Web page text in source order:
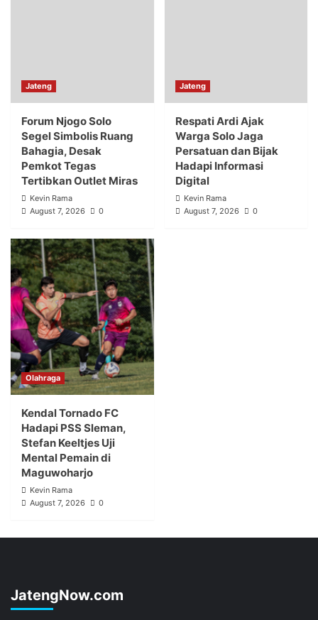
Jateng
Forum Njogo Solo
Segel Simbolis Ruang
Bahagia, Desak
Pemkot Tegas
Tertibkan Outlet Miras
Kevin Rama
August 7, 2026
0
Jateng
Respati Ardi Ajak
Warga Solo Jaga
Persatuan dan Bijak
Hadapi Informasi
Digital
Kevin Rama
August 7, 2026
0
Olahraga
Kendal Tornado FC
Hadapi PSS Sleman,
Stefan Keeltjes Uji
Mental Pemain di
Maguwoharjo
Kevin Rama
August 7, 2026
0
JatengNow.com